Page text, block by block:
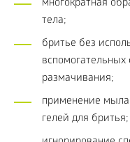
многократная
тела;
бритье без
вспомогательных
размачивания;
применение
гелей для бритья;